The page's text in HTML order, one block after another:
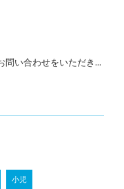
初めて公式LINEからお問い合わせをいただきました(^^)/
小児